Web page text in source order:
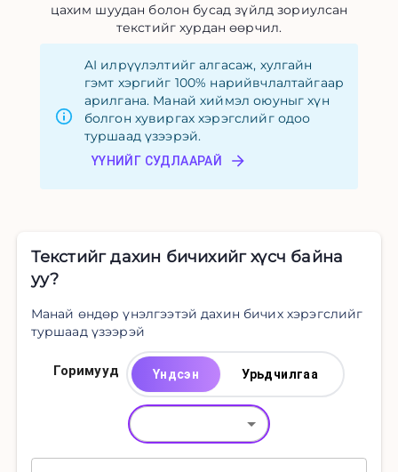
цахим шуудан болон бусад зүйлд зориулсан
текстийг хурдан өөрчил.
AI илрүүлэлтийг алгасаж, хулгайн
гэмт хэргийг 100% нарийвчлалтайгаар
арилгана. Манай хиймэл оюуныг хүн
болгон хувиргах хэрэгслийг одоо
туршаад үзээрэй.
ҮҮНИЙГ СУДЛААРАЙ
Текстийг дахин бичихийг хүсч байна
уу?
Манай өндөр үнэлгээтэй дахин бичих хэрэгслийг
туршаад үзээрэй
Горимууд Үндсэн Урьдчилгаа